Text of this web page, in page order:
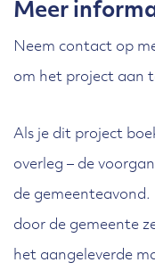
Meer
Neem contact op
om het project aan
Als je dit project
overleg – de
de
door de gemeente
het aangeleverde